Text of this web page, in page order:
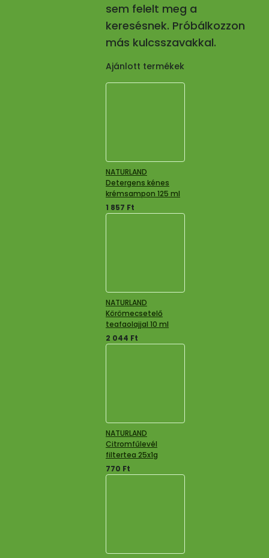
sem felelt meg a
keresésnek. Próbálkozzon
más kulcsszavakkal.
Ajánlott termékek
NATURLAND
Detergens kénes
krémsampon 125 ml
1 857 Ft
NATURLAND
Körömecsetelő
teafaolajjal 10 ml
2 044 Ft
NATURLAND
Citromfűlevél
filtertea 25x1g
770 Ft